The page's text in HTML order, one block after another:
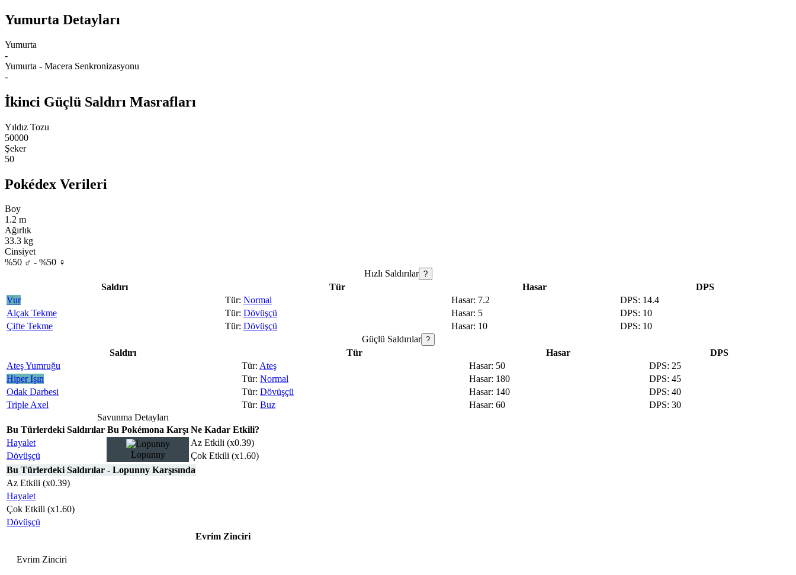
Yumurta Detayları
Yumurta
-
Yumurta - Macera Senkronizasyonu
-
İkinci Güçlü Saldırı Masrafları
Yıldız Tozu
50000
Şeker
50
Pokédex Verileri
Boy
1.2 m
Ağırlık
33.3 kg
Cinsiyet
%50 ♂ - %50 ♀
Hızlı Saldırılar ?
Saldırı Tür Hasar
DPS
Vur
Normal 7.2
14.4
Alçak Tekme
Dövüşçü 5
10
Çifte Tekme
Dövüşçü 10
10
Güçlü Saldırılar ?
Saldırı Tür Hasar
DPS
Ateş Yumruğu
Ateş 50
25
Hiper Işın
Normal 180
45
Odak Darbesi
Dövüşçü 140
40
Triple Axel
Buz 60
30
Savunma Detayları
Bu Türlerdeki Saldırılar Bu Pokémona Karşı Ne Kadar Etkili?
Hayalet
Lopunny
Az Etkili (x0.39)
Dövüşçü
Çok Etkili (x1.60)
Bu Türlerdeki Saldırılar - Lopunny Karşısında
Az Etkili (x0.39)
Hayalet
Çok Etkili (x1.60)
Dövüşçü
Evrim Zinciri
Evrim Zinciri